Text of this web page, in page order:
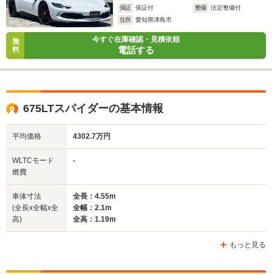
保証
保証付 整備
法定整備付
住所
愛知県津島市
無
料
今すぐ在庫確認・見積依頼
電話する
675LTスパイダーの基本情報
平均価格 4302.7万円
WLTCモード
燃費
-
車体寸法
(全長x全幅x全
高)
全長：4.55m
全幅：2.1m
全高：1.19m
もっと見る